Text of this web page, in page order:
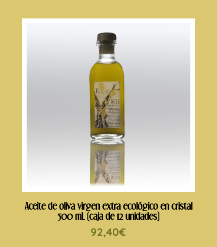
Aceite de oliva virgen extra ecológico en cristal
500 mL (caja de 12 unidades)
92,40€